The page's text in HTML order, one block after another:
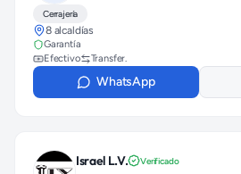
Cerrajería
8 alcaldías
Garantía
Efectivo
Transfer.
WhatsApp
Israel L.V. Verificado